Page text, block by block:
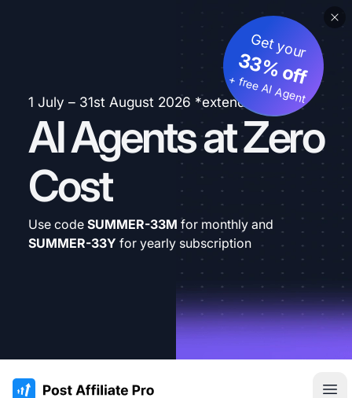
1 July – 31st August 2026 *extended
AI Agents at Zero
Cost
Get your
33% off
+ free AI Agent
Use code SUMMER-33M for monthly and
SUMMER-33Y for yearly subscription
:site.title